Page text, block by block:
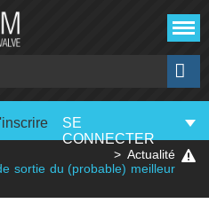
SE
CONNECTER
Actualité
sortie du (probable) meilleur